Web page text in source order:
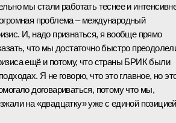
мы стали работать теснее и
проблема – международный
И, надо признаться, я вообще прямо
что мы достаточно быстро
ещё и потому, что страны БРИК были
Я не говорю, что это главное, но
договариваться, потому что мы,
на «двадцатку» уже с единой